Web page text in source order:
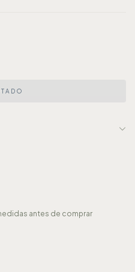
antes de comprar